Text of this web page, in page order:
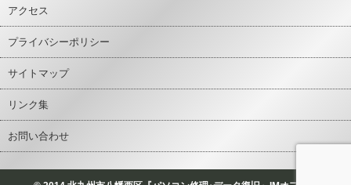
アクセス
プライバシーポリシー
サイトマップ
リンク集
お問い合わせ